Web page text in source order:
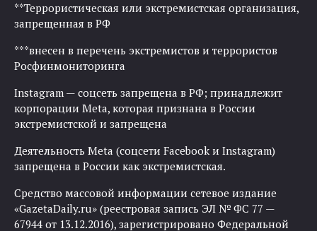
**Террористическая или экстремистская организация,
запрещенная в РФ
***внесен в перечень экстремистов и террористов
Росфинмониторинга
Instagram — соцсеть запрещена в РФ; принадлежит
корпорации Meta, которая признана в России
экстремистской и запрещена
Деятельность Meta (соцсети Facebook и Instagram)
запрещена в России как экстремистская.
Средство массовой информации сетевое издание
«GazetaDaily.ru» (реестровая запись ЭЛ № ФС 77 —
67944 от 13.12.2016), зарегистрировано Федеральной